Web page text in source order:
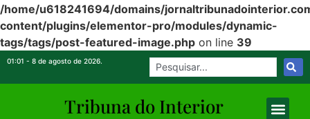
/home/u618241694/domains/
content/plugins/elementor-pro/modules/dynamic-
tags/tags/post-featured-image.php on line 39
01:01 - 8 de agosto de 2026.
Tribuna do Interior